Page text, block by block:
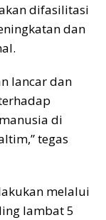
difasilitasi
dan
lancar dan
di
tegas
melalui
lambat 5